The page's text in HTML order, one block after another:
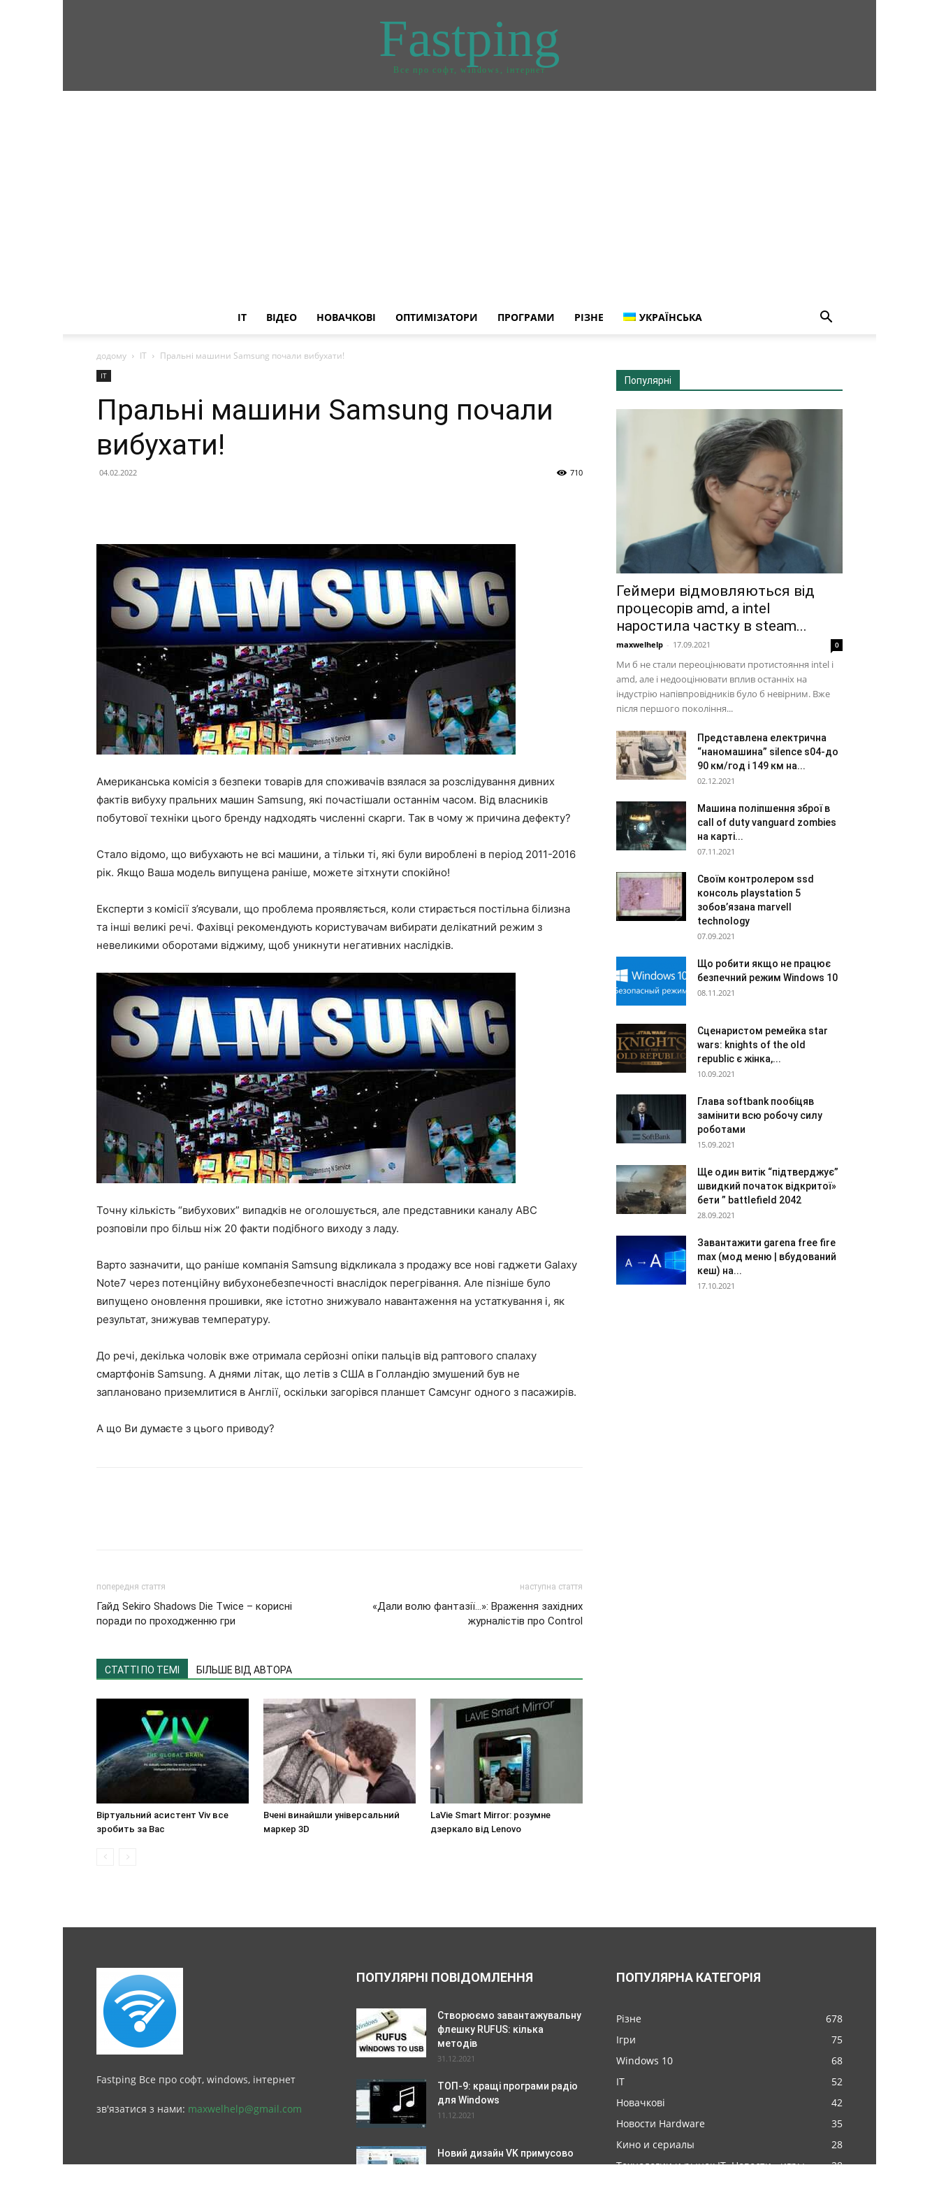
Fastping
Все про софт, windows, інтернет
IT ВІДЕО НОВАЧКОВІ ОПТИМІЗАТОРИ ПРОГРАМИ РІЗНЕ УКРАЇНСЬКА
додому IT Пральні машини Samsung почали вибухати!
IT
Пральні машини Samsung почали
вибухати!
04.02.2022 710
Американська комісія з безпеки товарів для споживачів взялася за розслідування дивних
фактів вибуху пральних машин Samsung, які почастішали останнім часом. Від власників
побутової техніки цього бренду надходять численні скарги. Так в чому ж причина дефекту?
Стало відомо, що вибухають не всі машини, а тільки ті, які були вироблені в період 2011-2016
рік. Якщо Ваша модель випущена раніше, можете зітхнути спокійно!
Експерти з комісії з’ясували, що проблема проявляється, коли стирається постільна білизна
та інші великі речі. Фахівці рекомендують користувачам вибирати делікатний режим з
невеликими оборотами віджиму, щоб уникнути негативних наслідків.
Точну кількість “вибухових” випадків не оголошується, але представники каналу ABC
розповіли про більш ніж 20 факти подібного виходу з ладу.
Варто зазначити, що раніше компанія Samsung відкликала з продажу все нові гаджети Galaxy
Note7 через потенційну вибухонебезпечності внаслідок перегрівання. Але пізніше було
випущено оновлення прошивки, яке істотно знижувало навантаження на устаткування і, як
результат, знижував температуру.
До речі, декілька чоловік вже отримала серйозні опіки пальців від раптового спалаху
смартфонів Samsung. А днями літак, що летів з США в Голландію змушений був не
заплановано приземлитися в Англії, оскільки загорівся планшет Самсунг одного з пасажирів.
А що Ви думаєте з цього приводу?
попередня стаття
Гайд Sekiro Shadows Die Twice – корисні
поради по проходженню гри
наступна стаття
«Дали волю фантазії…»: Враження західних
журналістів про Control
СТАТТІ ПО ТЕМІ БІЛЬШЕ ВІД АВТОРА
Віртуальний асистент Viv все
зробить за Вас
Вчені винайшли універсальний
маркер 3D
LaVie Smart Mirror: розумне
дзеркало від Lenovo
Популярні
Геймери відмовляються від
процесорів amd, а intel
наростила частку в steam...
maxwelhelp - 17.09.2021 0
Ми б не стали переоцінювати протистояння intel і
amd, але і недооцінювати вплив останніх на
індустрію напівпровідників було б невірним. Вже
після першого покоління...
Представлена електрична
“наномашина” silence s04-до
90 км/год і 149 км на...
02.12.2021
Машина поліпшення зброї в
call of duty vanguard zombies
на карті...
07.11.2021
Своїм контролером ssd
консоль playstation 5
зобов’язана marvell
technology
07.09.2021
Що робити якщо не працює
безпечний режим Windows 10
08.11.2021
Сценаристом ремейка star
wars: knights of the old
republic є жінка,...
10.09.2021
Глава softbank пообіцяв
замінити всю робочу силу
роботами
15.09.2021
Ще один витік “підтверджує”
швидкий початок відкритої»
бети ” battlefield 2042
28.09.2021
Завантажити garena free fire
max (мод меню | вбудований
кеш) на...
17.10.2021
Fastping Все про софт, windows, інтернет
зв'язатися з нами: maxwelhelp@gmail.com
ПОПУЛЯРНІ ПОВІДОМЛЕННЯ
Створюємо завантажувальну
флешку RUFUS: кілька
методів
31.12.2021
ТОП-9: кращі програми радіо
для Windows
11.12.2021
Новий дизайн VK примусово
навязують
ПОПУЛЯРНА КАТЕГОРІЯ
Різне
678
Ігри
75
Windows 10
68
IT
52
Новачкові
42
Новости Hardware
35
Кино и сериалы
28
Технологии и рынок IT. Новости - игры
28